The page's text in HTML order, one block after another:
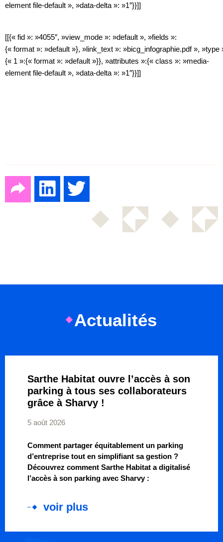
element file-default », »data-delta »: »1″}}]]
[[{« fid »: »4055″, »view_mode »: »default », »fields »:
{« format »: »default »}, »link_text »: »bicg_infographie.pdf », »type
{« 1 »:{« format »: »default »}}, »attributes »:{« class »: »media-
element file-default », »data-delta »: »1″}}]]
Actualités
Sarthe Habitat ouvre l’accès à son
parking à tous ses collaborateurs
grâce à Sharvy !
5 août 2026
Comment partager équitablement un parking
d’entreprise tout en simplifiant sa gestion ?
Découvrez comment Sarthe Habitat a digitalisé
l’accès à son parking avec Sharvy :
voir plus